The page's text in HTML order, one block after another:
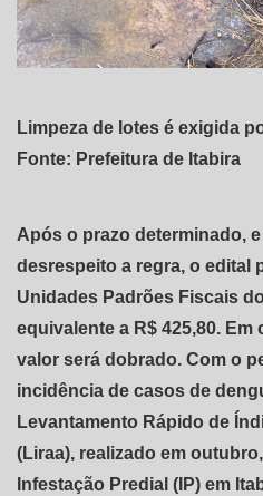
Limpeza de lotes é exigida
Fonte: Prefeitura de Itabira
Após o prazo determinado,
desrespeito a regra, o edital
Unidades Padrões Fiscais
equivalente a R$ 425,80.
valor será dobrado. Com o
incidência de casos de
Levantamento Rápido de
(Liraa), realizado em
Infestação Predial (IP) em